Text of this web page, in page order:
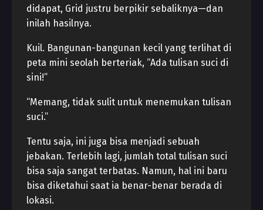
didapat, Grid justru berpikir sebaliknya—dan
inilah hasilnya.
Kuil. Bangunan-bangunan kecil yang terlihat di
peta mini seolah berteriak, “Ada tulisan suci di
sini!”
“Memang, tidak sulit untuk menemukan tulisan
suci.”
Tentu saja, ini juga bisa menjadi sebuah
jebakan. Terlebih lagi, jumlah total tulisan suci
bisa saja sangat terbatas. Namun, hal ini baru
bisa diketahui saat ia benar-benar berada di
lokasi.